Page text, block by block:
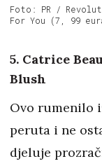
Foto: PR /
For You (7, 99
5. Catrice
Blush
Ovo rumenilo
peruta i ne
djeluje